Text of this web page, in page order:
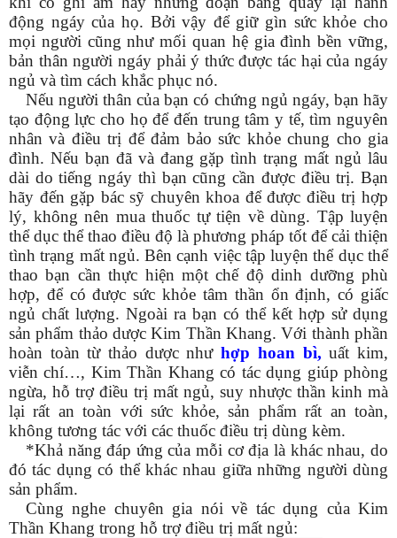
động ngáy của họ. Bởi vậy để giữ gìn sức khỏe cho
mọi người cũng như mối quan hệ gia đình bền vững,
bản thân người ngáy phải ý thức được tác hại của ngáy
ngủ và tìm cách khắc phục nó.
Nếu người thân của bạn có chứng ngủ ngáy, bạn hãy
tạo động lực cho họ để đến trung tâm y tế, tìm nguyên
nhân và điều trị để đảm bảo sức khỏe chung cho gia
đình. Nếu bạn đã và đang gặp tình trạng mất ngủ lâu
dài do tiếng ngáy thì bạn cũng cần được điều trị. Bạn
hãy đến gặp bác sỹ chuyên khoa để được điều trị hợp
lý, không nên mua thuốc tự tiện về dùng. Tập luyện
thể dục thể thao điều độ là phương pháp tốt để cải thiện
tình trạng mất ngủ. Bên cạnh việc tập luyện thể dục thể
thao bạn cần thực hiện một chế độ dinh dưỡng phù
hợp, để có được sức khỏe tâm thần ổn định, có giấc
ngủ chất lượng. Ngoài ra bạn có thể kết hợp sử dụng
sản phẩm thảo dược Kim Thần Khang. Với thành phần
hoàn toàn từ thảo dược nhưhợp hoan bì, uất kim,
viễn chí…, Kim Thần Khang có tác dụng giúp phòng
ngừa, hỗ trợ điều trị mất ngủ, suy nhược thần kinh mà
lại rất an toàn với sức khỏe, sản phẩm rất an toàn,
không tương tác với các thuốc điều trị dùng kèm.
*Khả năng đáp ứng của mỗi cơ địa là khác nhau, do
đó tác dụng có thể khác nhau giữa những người dùng
sản phẩm.
Cùng nghe chuyên gia nói về tác dụng của Kim
Thần Khang trong hỗ trợ điều trị mất ngủ: